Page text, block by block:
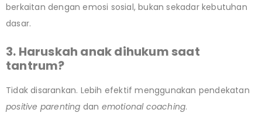
berkaitan dengan emosi sosial, bukan sekadar kebutuhan
dasar.
3. Haruskah anak dihukum saat
tantrum?
Tidak disarankan. Lebih efektif menggunakan pendekatan
positive parenting dan emotional coaching.